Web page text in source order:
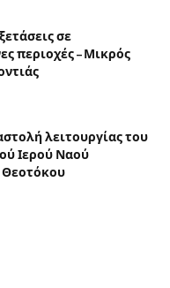
σε
περιοχές – Μικρός
λειτουργίας του
Ιερού Ναού
Θεοτόκου